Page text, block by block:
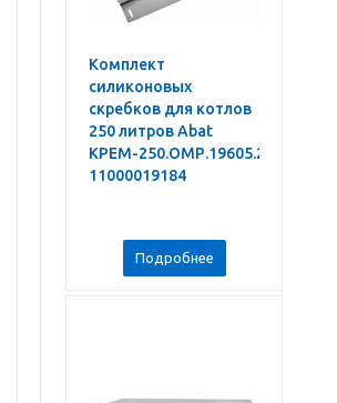
Комплект
силиконовых
скребков для котлов
250 литров Abat
КРЕМ-250.ОМР.19605.20.00.000СБ
11000019184
Подробнее